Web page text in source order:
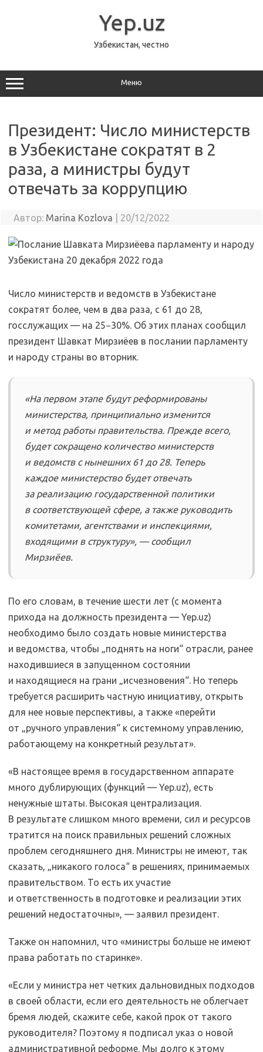
Yep.uz
Узбекистан, честно
Меню
Президент: Число министерств
в Узбекистане сократят в 2
раза, а министры будут
отвечать за коррупцию
Автор: Marina Kozlova 20/12/2022
Число министерств и ведомств в Узбекистане
сократят более, чем в два раза, с 61 до 28,
госслужащих — на 25−30%. Об этих планах сообщил
президент Шавкат Мирзиёев в послании парламенту
и народу страны во вторник.
«На первом этапе будут реформированы
министерства, принципиально изменится
и метод работы правительства. Прежде всего,
будет сокращено количество министерств
и ведомств с нынешних 61 до 28. Теперь
каждое министерство будет отвечать
за реализацию государственной политики
в соответствующей сфере, а также руководить
комитетами, агентствами и инспекциями,
входящими в структуру», — сообщил
Мирзиёев.
По его словам, в течение шести лет (с момента
прихода на должность президента — Yep.uz)
необходимо было создать новые министерства
и ведомства, чтобы „поднять на ноги“ отрасли, ранее
находившиеся в запущенном состоянии
и находящиеся на грани „исчезновения“. Но теперь
требуется расширить частную инициативу, открыть
для нее новые перспективы, а также «перейти
от „ручного управления“ к системному управлению,
работающему на конкретный результат».
«В настоящее время в государственном аппарате
много дублирующих (функций — Yep.uz), есть
ненужные штаты. Высокая централизация.
В результате слишком много времени, сил и ресурсов
тратится на поиск правильных решений сложных
проблем сегодняшнего дня. Министры не имеют, так
сказать, „никакого голоса“ в решениях, принимаемых
правительством. То есть их участие
и ответственность в подготовке и реализации этих
решений недостаточны», — заявил президент.
Также он напомнил, что «министры больше не имеют
права работать по старинке».
«Если у министра нет четких дальновидных подходов
в своей области, если его деятельность не облегчает
бремя людей, скажите себе, какой прок от такого
руководителя? Поэтому я подписал указ о новой
административной реформе. Мы долго к этому